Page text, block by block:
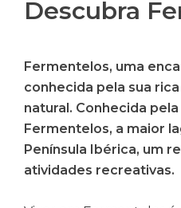
Descubra
Fermentelos, uma
conhecida pela sua
natural. Conhecida
Fermentelos, a maior
Península Ibérica, um
atividades recreativas.